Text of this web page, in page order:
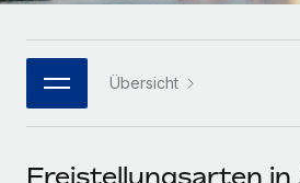
MCP
Integrationen
Tools
PARTNER WERDEN
Flexible Einbettung von Global-
Bibliothek für
Webinare
Events
한국어 Übersicht
Freistellungsarten in